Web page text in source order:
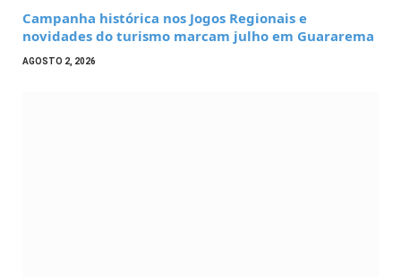
Campanha histórica nos Jogos Regionais e
novidades do turismo marcam julho em Guararema
AGOSTO 2, 2026